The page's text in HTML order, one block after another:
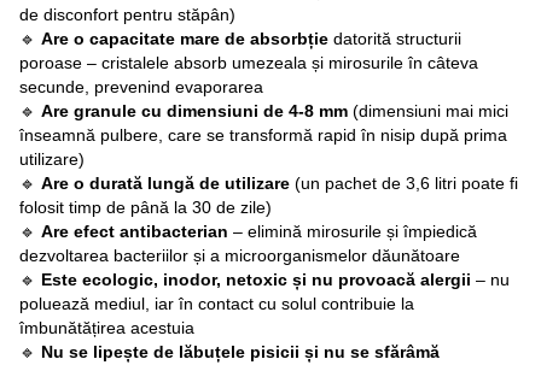
de disconfort pentru stăpân)
🔹 Are o capacitate mare de absorbție datorită structurii
poroase – cristalele absorb umezeala și mirosurile în câteva
secunde, prevenind evaporarea
🔹 Are granule cu dimensiuni de 4-8 mm (dimensiuni mai mici
înseamnă pulbere, care se transformă rapid în nisip după prima
utilizare)
🔹 Are o durată lungă de utilizare (un pachet de 3,6 litri poate fi
folosit timp de până la 30 de zile)
🔹 Are efect antibacterian – elimină mirosurile și împiedică
dezvoltarea bacteriilor și a microorganismelor dăunătoare
🔹 Este ecologic, inodor, netoxic și nu provoacă alergii – nu
poluează mediul, iar în contact cu solul contribuie la
îmbunătățirea acestuia
🔹 Nu se lipește de lăbuțele pisicii și nu se sfărâmă